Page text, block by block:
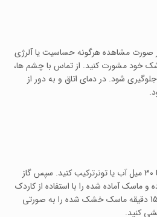
مشاهده هرگونه حساسیت یا آلرژی
خود مشورت کنید. از تماس با چشم ها،
شود. در دمای اتاق و به دور از
15 تا 25 گرم از پودر ماسک را با 30 میل آب یا تونرترکیب کنید. سپس گاز
ماسک آماده شده را با استفاده از کاردک
روی صورت پخش کنید بعد از 15 دقیقه ماسک خشک شده را به صورتی
کنید.